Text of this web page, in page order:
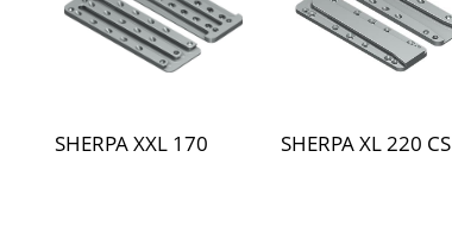
SHERPA XXL 170 SHERPA XL 220 CS